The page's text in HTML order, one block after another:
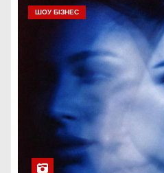
ШОУ БІЗНЕС